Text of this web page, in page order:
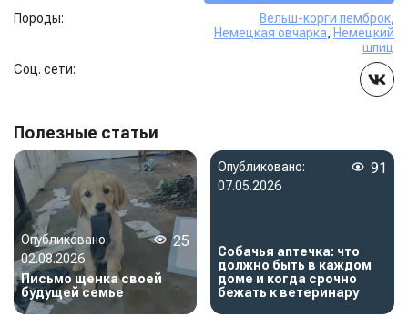
Породы: Вельш-корги пемброк,
Немецкая овчарка, Немецкий
шпиц
Соц. сети:
Полезные статьи
Опубликовано:
02.08.2026
25
Письмо щенка своей
будущей семье
Опубликовано:
07.05.2026
91
Собачья аптечка: что
должно быть в каждом
доме и когда срочно
бежать к ветеринару